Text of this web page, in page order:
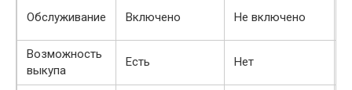
Обслуживание Включено Не включено
Возможность
выкупа
Есть Нет